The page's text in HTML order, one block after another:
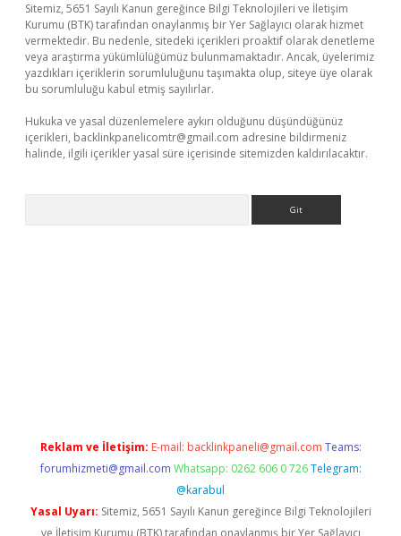
Sitemiz, 5651 Sayılı Kanun gereğince Bilgi Teknolojileri ve İletişim
Kurumu (BTK) tarafından onaylanmış bir Yer Sağlayıcı olarak hizmet
vermektedir. Bu nedenle, sitedeki içerikleri proaktif olarak denetleme
veya araştırma yükümlülüğümüz bulunmamaktadır. Ancak, üyelerimiz
yazdıkları içeriklerin sorumluluğunu taşımakta olup, siteye üye olarak
bu sorumluluğu kabul etmiş sayılırlar.
Hukuka ve yasal düzenlemelere aykırı olduğunu düşündüğünüz
içerikleri, backlinkpanelicomtr@gmail.com adresine bildirmeniz
halinde, ilgili içerikler yasal süre içerisinde sitemizden kaldırılacaktır.
Reklam ve İletişim: E-mail: backlinkpaneli@gmail.com Teams:
forumhizmeti@gmail.com Whatsapp: 0262 606 0 726 Telegram:
@karabul
Yasal Uyarı: Sitemiz, 5651 Sayılı Kanun gereğince Bilgi Teknolojileri
ve İletişim Kurumu (BTK) tarafından onaylanmış bir Yer Sağlayıcı